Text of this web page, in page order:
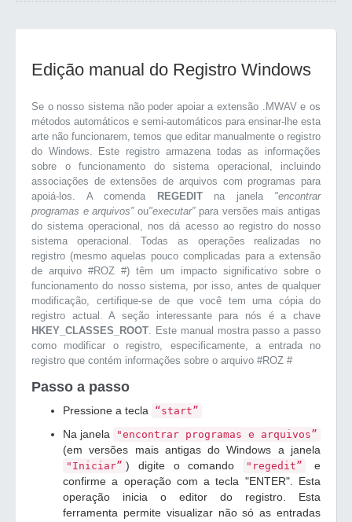
Edição manual do Registro Windows
Se o nosso sistema não poder apoiar a extensão .MWAV e os
métodos automáticos e semi-automáticos para ensinar-lhe esta
arte não funcionarem, temos que editar manualmente o registro
do Windows. Este registro armazena todas as informações
sobre o funcionamento do sistema operacional, incluindo
associações de extensões de arquivos com programas para
apoiá-los. A comenda
REGEDITna janela "encontrar
programas e arquivos”ou"executar”para versões mais antigas
do sistema operacional, nos dá acesso ao registro do nosso
sistema operacional. Todas as operações realizadas no
registro (mesmo aquelas pouco complicadas para a extensão
de arquivo #ROZ #) têm um impacto significativo sobre o
funcionamento do nosso sistema, por isso, antes de qualquer
modificação, certifique-se de que você tem uma cópia do
registro actual. A seção interessante para nós é a chave
HKEY_CLASSES_ROOT. Este manual mostra passo a passo
como modificar o registro, especificamente, a entrada no
registro que contém informações sobre o arquivo #ROZ #
Passo a passo
Pressione a tecla “start”
Na janela "encontrar programas e arquivos”
(em versões mais antigas do Windows a janela
"Iniciar” ) digite o comando "regedit”
e
confirme a operação com a tecla "ENTER". Esta
operação inicia o editor do registro. Esta
ferramenta permite visualizar não só as entradas